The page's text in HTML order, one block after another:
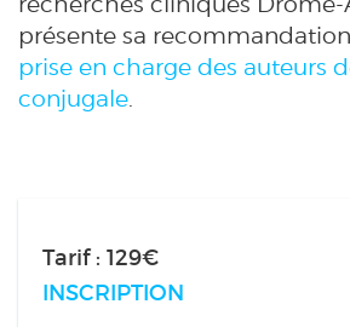
présente sa
prise en charge des auteurs
conjugale
Tarif : 129€
INSCRIPTION